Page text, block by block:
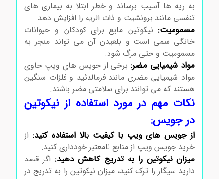
به ریه ها آسیب برساند و خطر ابتلا به بیماری های
تنفسی مانند برونشیت و ذات الریه را افزایش دهد.
مسمومیت:نیکوتین مایع برای کودکان و حیوانات
خانگی سمی است و بلعیدن آن می تواند منجر به
مسمومیت و حتی مرگ شود.
مواد شیمیایی مضر:برخی از جویس های ویپ حاوی
مواد شیمیایی مضری مانند فرمالدئید و فلزات سنگین
هستند که می توانند برای سلامتی مضر باشند.
نکات مهم در مورد استفاده از نیکوتین
در جویس:
از جویس های ویپ با کیفیت بالا استفاده کنید:از
خرید جویس ویپ از منابع نامعتبر خودداری کنید.
میزان نیکوتین را به تدریج کاهش دهید:اگر قصد
دارید سیگار را ترک کنید، میزان نیکوتین را به تدریج در